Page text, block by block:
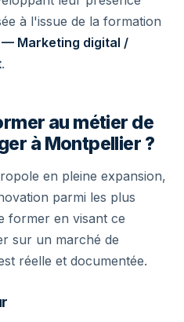
à l'issue de la formation
— Marketing digital /
.
au métier de
à Montpellier ?
en pleine expansion,
parmi les plus
former en visant ce
sur un marché de
réelle et documentée.